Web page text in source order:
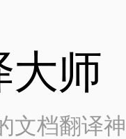
大师
文档翻译神